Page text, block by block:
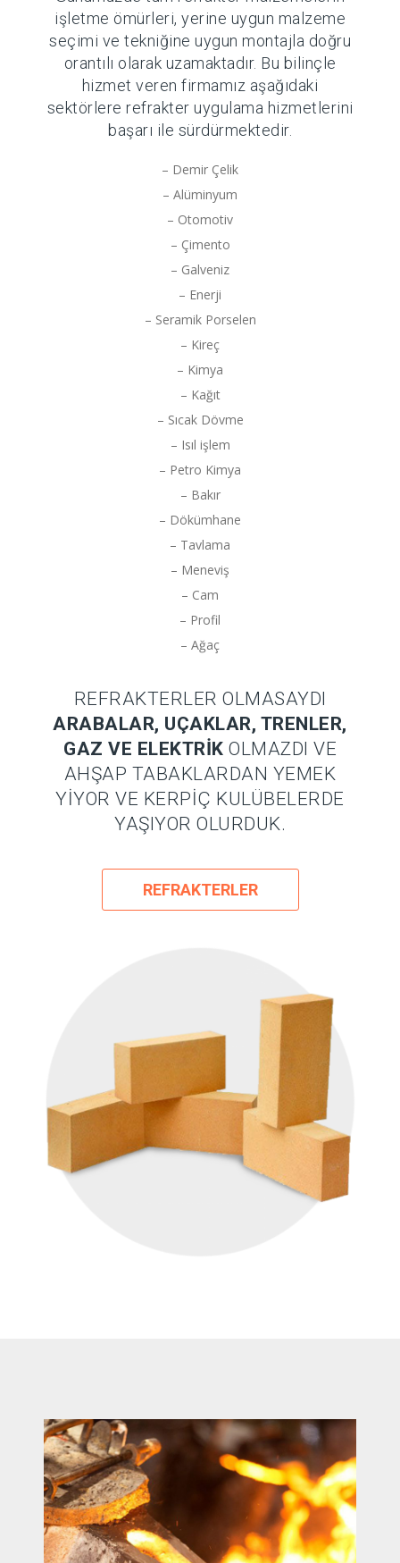
işletme ömürleri, yerine uygun malzeme
seçimi ve tekniğine uygun montajla doğru
orantılı olarak uzamaktadır. Bu bilinçle
hizmet veren firmamız aşağıdaki
sektörlere refrakter uygulama hizmetlerini
başarı ile sürdürmektedir.
– Demir Çelik
– Alüminyum
– Otomotiv
– Çimento
– Galveniz
– Enerji
– Seramik Porselen
– Kireç
– Kimya
– Kağıt
– Sıcak Dövme
– Isıl işlem
– Petro Kimya
– Bakır
– Dökümhane
– Tavlama
– Meneviş
– Cam
– Profil
– Ağaç
REFRAKTERLER OLMASAYDI
ARABALAR, UÇAKLAR, TRENLER,
GAZ VE ELEKTRIK OLMAZDI VE
AHŞAP TABAKLARDAN YEMEK
YIYOR VE KERPIÇ KULÜBELERDE
YAŞIYOR OLURDUK.
REFRAKTERLER